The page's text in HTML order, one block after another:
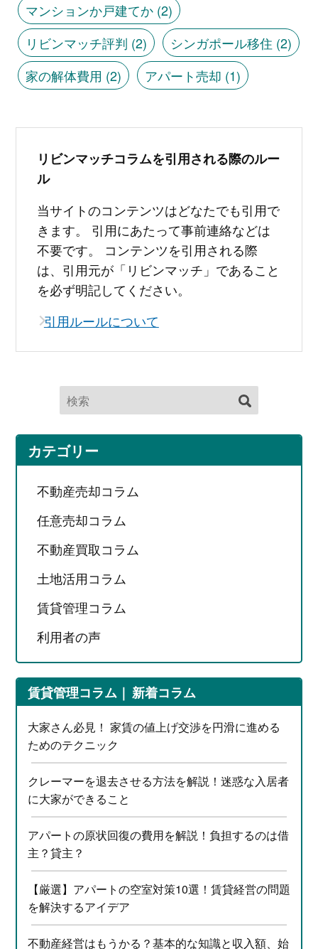
マンションか戸建てか(2)
リビンマッチ評判 (2) シンガポール移住 (2)
家の解体費用 (2) アパート売却 (1)
リビンマッチコラムを引用される際のルー
ル
当サイトのコンテンツはどなたでも引用で
きます。 引用にあたって事前連絡などは
不要です。 コンテンツを引用される際
は、引用元が「リビンマッチ」であること
を必ず明記してください。
引用ルールについて
カテゴリー
不動産売却コラム
任意売却コラム
不動産買取コラム
土地活用コラム
賃貸管理コラム
利用者の声
賃貸管理コラム 新着コラム
大家さん必見！ 家賃の値上げ交渉を円滑に進める
ためのテクニック
クレーマーを退去させる方法を解説！迷惑な入居者
に大家ができること
アパートの原状回復の費用を解説！負担するのは借
主？貸主？
【厳選】アパートの空室対策10選！賃貸経営の問題
を解決するアイデア
不動産経営はもうかる？基本的な知識と収入額、始